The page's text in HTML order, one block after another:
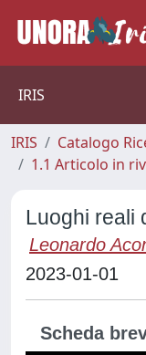
IRIS
IRIS Catalogo
1.1 Articolo in
Luoghi reali
Leonardo
2023-01-01
Scheda